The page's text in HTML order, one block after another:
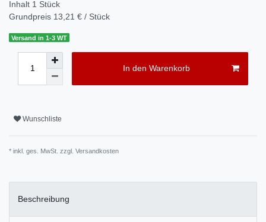
Inhalt 1 Stück
Grundpreis 13,21 € / Stück
Versand in 1-3 WT
In den Warenkorb
Wunschliste
* inkl. ges. MwSt. zzgl. Versandkosten
Beschreibung